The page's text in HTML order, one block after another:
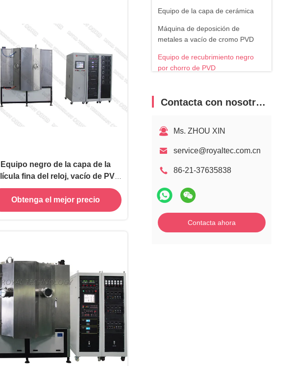
Equipo de la capa de cerámica
Máquina de deposición de
metales a vacío de cromo PVD
Equipo de recubrimiento negro
por chorro de PVD
rosa PVD
decorativo de arco iris PVD
Servicio de la capa de PVD
Contacta con nosotros
Ms. ZHOU XIN
service@royaltec.com.cn
86-21-37635838
Contacta ahora
Equipo negro de la capa de la
fina del reloj, vacío de PVD
que metaliza la farfulla de la
frecuencia intermedia de la
máquina
Obtenga el mejor precio